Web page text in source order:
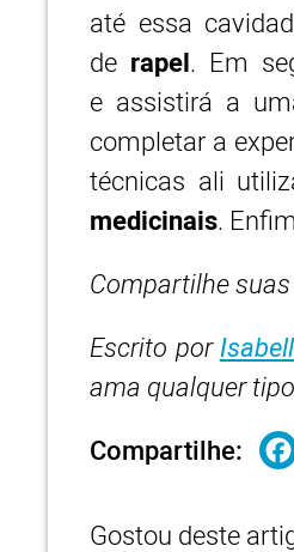
até essa
de rapel. Em
e assistirá a
completar a
técnicas ali
medicinais.
Compartilhe
Escrito por
ama qualquer
Compartilhe:
Gostou deste